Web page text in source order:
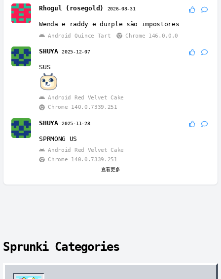
Rhogul (rosegold) 2026-03-31
Wenda e raddy e durple são impostores
Android Quince Tart Chrome 146.0.0.0
SHUYA 2025-12-07
SUS
Android Red Velvet Cake
Chrome 140.0.7339.251
SHUYA 2025-11-28
SPRMONG US
Android Red Velvet Cake
Chrome 140.0.7339.251
查看更多
Sprunki Categories